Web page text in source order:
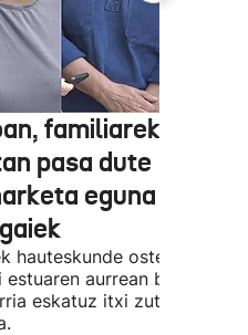
familiarekin edo
pasa dute
eguna
hauteskunde osteko
aurrean boto
eskatuz itxi zuten atzo